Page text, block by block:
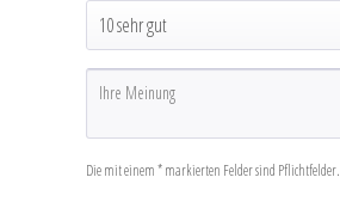
Die mit einem * markierten Felder sind Pflichtfelder.